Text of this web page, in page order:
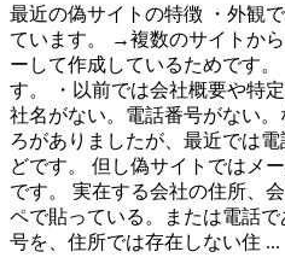
最近の偽サイトの特徴 ・外観
ています。 →複数のサイトか
ーして作成しているためです
す。 ・以前では会社概要や特
社名がない。電話番号がない
ろがありましたが、最近では
どです。 但し偽サイトではメ
です。 実在する会社の住所、
ペで貼っている。または電話
号を、住所では存在しない住 ...